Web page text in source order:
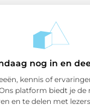
nog in en
kennis of
platform biedt je
en te delen met